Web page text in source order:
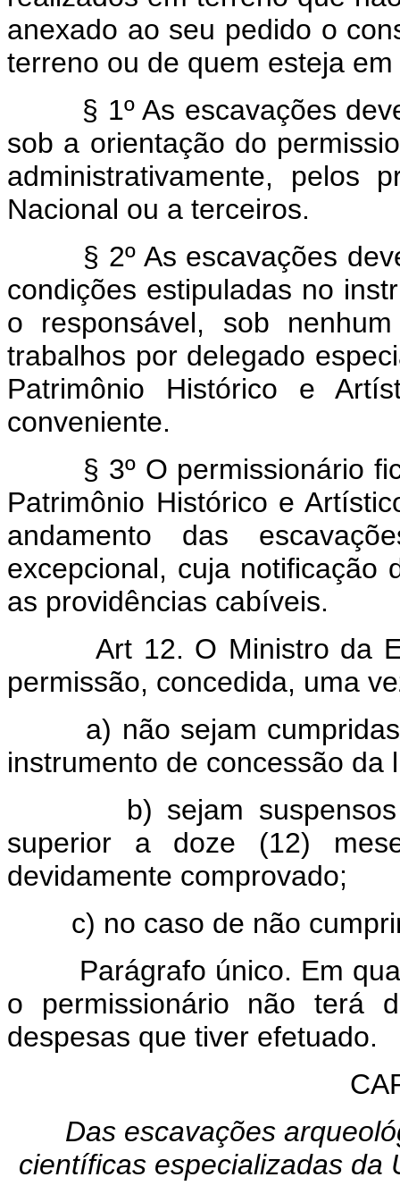
anexado ao seu pedido o
terreno ou de quem esteja
§ 1º As escavações
sob a orientação do
administrativamente, pelos
Nacional ou a terceiros.
§ 2º As escavações
condições estipuladas no
o responsável, sob
trabalhos por delegado
Patrimônio Histórico e
conveniente.
§ 3º O permissionário
Patrimônio Histórico e
andamento das
excepcional, cuja notificação
as providências cabíveis.
Art 12. O Ministro da
permissão, concedida, uma
a) não sejam cumpridas
instrumento de concessão da
b) sejam suspensos
superior a doze (12)
devidamente comprovado;
c) no caso de não
Parágrafo único. Em
o permissionário não terá
despesas que tiver efetuado.
Das escavações
científicas especializadas da